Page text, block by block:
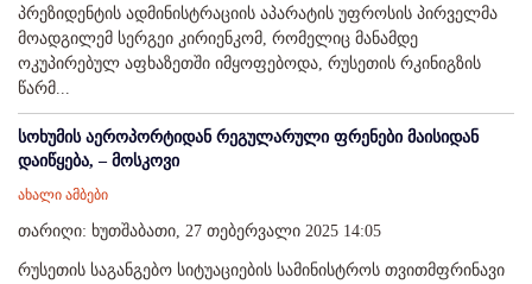
პრეზიდენტის ადმინისტრაციის აპარატის უფროსის პირველმა
მოადგილემ სერგეი კირიენკომ, რომელიც მანამდე
ოკუპირებულ აფხაზეთში იმყოფებოდა, რუსეთის რკინიგზის
წარმ...
სოხუმის აეროპორტიდან რეგულარული ფრენები მაისიდან
დაიწყება, – მოსკოვი
ახალი ამბები
თარიღი: ხუთშაბათი, 27 თებერვალი 2025 14:05
რუსეთის საგანგებო სიტუაციების სამინისტროს თვითმფრინავი